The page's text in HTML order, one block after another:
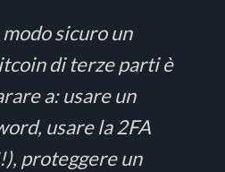
sicuro un
di terze parti è
a: usare un
usare la 2FA
proteggere un